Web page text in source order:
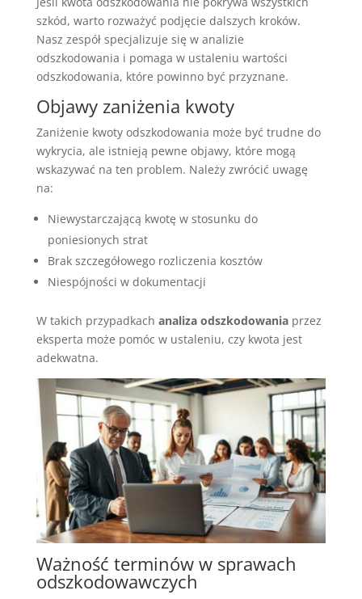
szkód, warto rozważyć podjęcie dalszych kroków.
Nasz zespół specjalizuje się w analizie
odszkodowania i pomaga w ustaleniu wartości
odszkodowania, które powinno być przyznane.
Objawy zaniżenia kwoty
Zaniżenie kwoty odszkodowania może być trudne do
wykrycia, ale istnieją pewne objawy, które mogą
wskazywać na ten problem. Należy zwrócić uwagę
na:
Niewystarczającą kwotę w stosunku do
poniesionych strat
Brak szczegółowego rozliczenia kosztów
Niespójności w dokumentacji
W takich przypadkach analiza odszkodowaniaprzez
eksperta może pomóc w ustaleniu, czy kwota jest
adekwatna.
Ważność terminów w sprawach
odszkodowawczych